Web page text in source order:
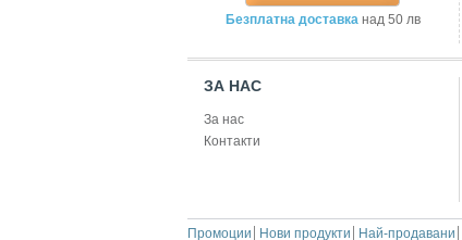
Безплатна доставка над 50 лв
ЗА НАС
За нас
Контакти
Промоции Нови продукти Най-продавани